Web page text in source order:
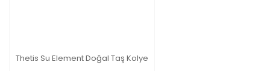
Thetis Su Element Doğal Taş Kolye